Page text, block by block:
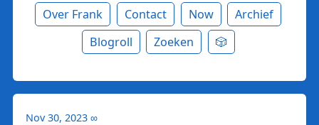
Over Frank Contact Now
Archief
Blogroll
Zoeken 🎲
Nov 30, 2023 ∞